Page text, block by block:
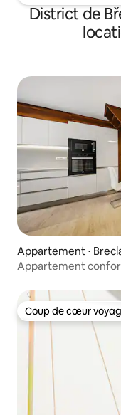
District de
Appartement ⋅
Appartement
Coup de cœur
Coup de cœur